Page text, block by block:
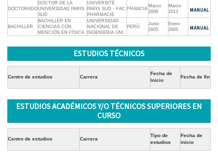
DOCTORADO
DOCTOR DE LA
UNIVERSIDAD PARIS
SUD
UNIVERSITÉ
PARIS SUD - FAC.
PHARMACIE
FRANCIA
Marzo
2009
Marzo
2013
BACHILLER
BACHILLER EN
CIENCIAS CON
MENCIÓN EN FÍSICA
UNIVERSIDAD
NACIONAL DE
INGENIERIA UNI
PERÚ
Junio
2005
Enero
2005
ESTUDIOS TÉCNICOS
Centro de estudios Carrera
Fecha de
Inicio
Fecha de fin
ESTUDIOS ACADÉMICOS Y/O TÉCNICOS SUPERIORES EN
CURSO
Centro de estudios Carrera
Tipo de
estudios
Fecha de
inicio